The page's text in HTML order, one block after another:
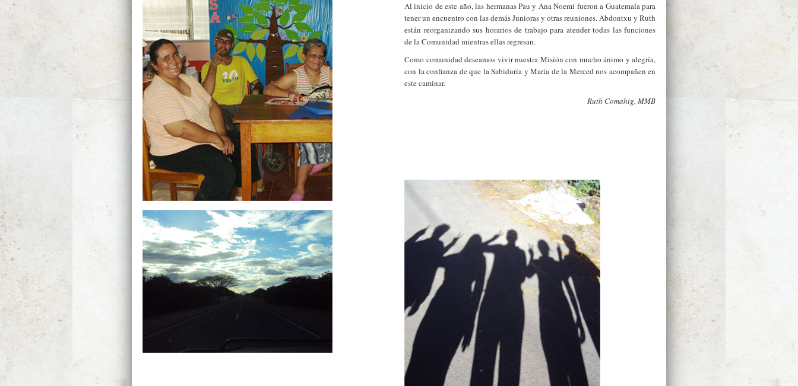
Al inicio de este año, las hermanas Pau y Ana Noemi fueron a Guatemala para
tener un encuentro con las demás Junioras y otras reuniones. Abdontxu y Ruth
están reorganizando sus horarios de trabajo para atender todas las funciones
de la Comunidad mientras ellas regresan.
Como comunidad deseamos vivir nuestra Misión con mucho ánimo y alegría,
con la confianza de que la Sabiduría y María de la Merced nos acompañen en
este caminar.
Ruth Comahig, MMB